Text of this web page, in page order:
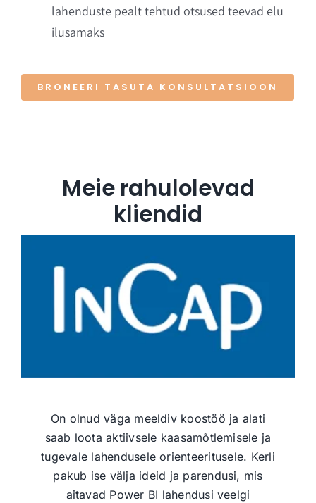
lahenduste pealt tehtud otsused teevad elu
ilusamaks
BRONEERI TASUTA KONSULTATSIOON
Meie rahulolevad
kliendid
On olnud väga meeldiv koostöö ja alati
saab loota aktiivsele kaasamõtlemisele ja
tugevale lahendusele orienteeritusele. Kerli
pakub ise välja ideid ja parendusi, mis
aitavad Power BI lahendusi veelgi
Koostöövõimalus Bergwise’iga saabus siis,
terviklikku, andmetest lähtuvat must-valget
informatsiooni kokkuvõtete tegemiseks.
Selle käigus olid nii Kerli kui Karmen ka
pigem ebatüüpilise ärimudeli kaardistamisel
ja analüüsimisel pühendunud ning